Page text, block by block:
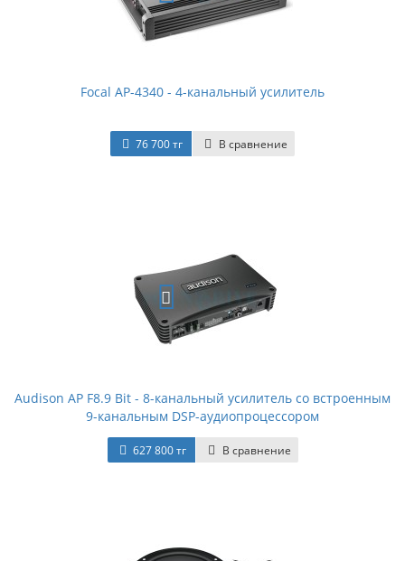
Focal AP-4340 - 4-канальный усилитель
76 700 тг В сравнение
Audison AP F8.9 Bit - 8-канальный усилитель со встроенным
9-канальным DSP-аудиопроцессором
627 800 тг В сравнение